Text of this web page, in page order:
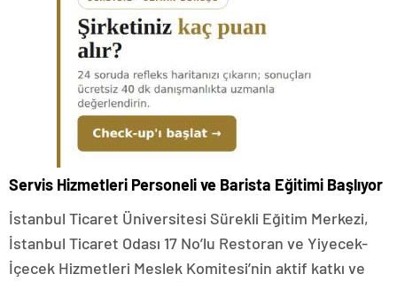
Servis Hizmetleri Personeli ve Barista Eğitimi Başlıyor
İstanbul Ticaret Üniversitesi Sürekli Eğitim Merkezi,
İstanbul Ticaret Odası 17 No’lu Restoran ve Yiyecek-
İçecek Hizmetleri Meslek Komitesi’nin aktif katkı ve